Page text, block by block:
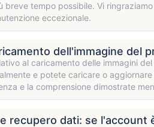
tempo possibile. Vi
eccezionale.
dell'immagine del
al caricamento delle immagini
e potete caricare o
e la comprensione dimostrate
recupero dati: se l'account